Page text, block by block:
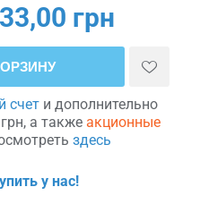
грн
счет и дополнительно
а также акционные
здесь
у нас!